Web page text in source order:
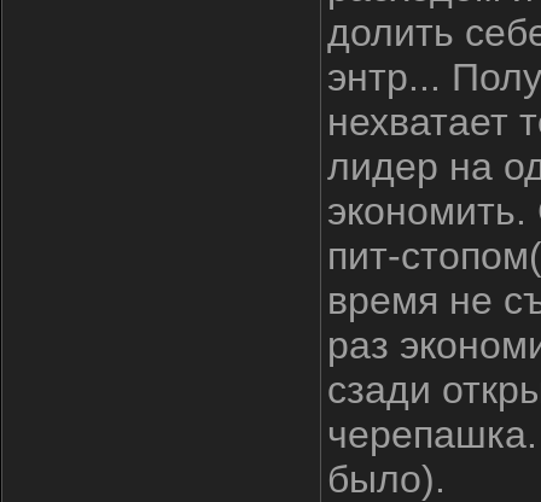
долить
энтр...
нехватает
лидер на
пит-
время не
раз
сзади
было).